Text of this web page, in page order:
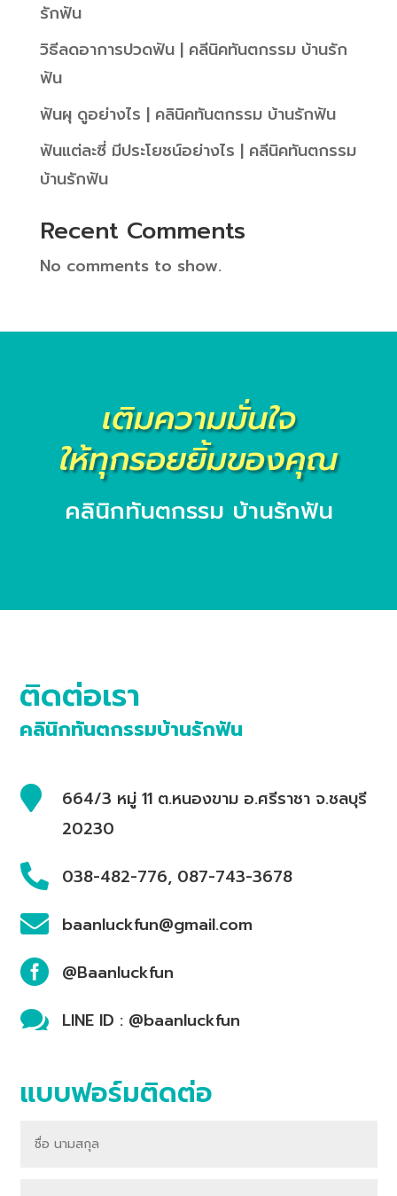
รักฟัน
วิธีลดอาการปวดฟัน | คลีนิคทันตกรรม บ้านรัก
ฟัน
ฟันผุ ดูอย่างไร | คลินิคทันตกรรม บ้านรักฟัน
ฟันแต่ละซี่ มีประโยชน์อย่างไร | คลีนิคทันตกรรม
บ้านรักฟัน
Recent Comments
No comments to show.
เติมความมั่นใจ
ให้ทุกรอยยิ้มของคุณ
คลินิกทันตกรรม บ้านรักฟัน
ติดต่อเรา
คลินิกทันตกรรมบ้านรักฟัน

664/3 หมู่ 11 ต.หนองขาม อ.ศรีราชา จ.ชลบุรี
20230
 038-482-776, 087-743-3678
 baanluckfun@gmail.com
 @Baanluckfun
 LINE ID : @baanluckfun
แบบฟอร์มติดต่อ